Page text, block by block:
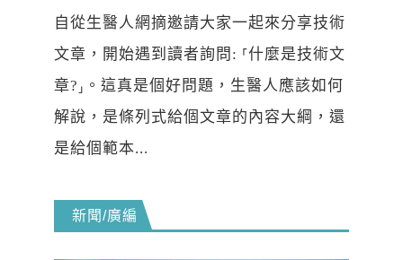
自從生醫人網摘邀請大家一起來分享技術
文章，開始遇到讀者詢問: ⸢什麼是技術文
章?⸥。這真是個好問題，生醫人應該如何
解說，是條列式給個文章的內容大綱，還
是給個範本...
新聞/廣編